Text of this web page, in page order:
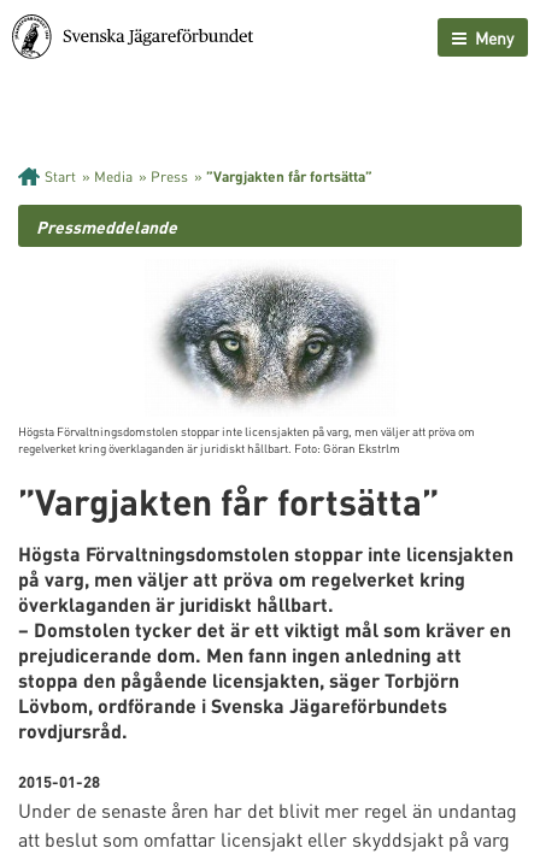
Meny
Start » Media » Press » ”Vargjakten får fortsätta”
Pressmeddelande
Högsta Förvaltningsdomstolen stoppar inte licensjakten på varg, men väljer att pröva om
regelverket kring överklaganden är juridiskt hållbart. Foto: Göran Ekstrlm
”Vargjakten får fortsätta”
Högsta Förvaltningsdomstolen stoppar inte licensjakten
på varg, men väljer att pröva om regelverket kring
överklaganden är juridiskt hållbart.
– Domstolen tycker det är ett viktigt mål som kräver en
prejudicerande dom. Men fann ingen anledning att
stoppa den pågående licensjakten, säger Torbjörn
Lövbom, ordförande i Svenska Jägareförbundets
rovdjursråd.
2015-01-28
Under de senaste åren har det blivit mer regel än undantag
att beslut som omfattar licensjakt eller skyddsjakt på varg